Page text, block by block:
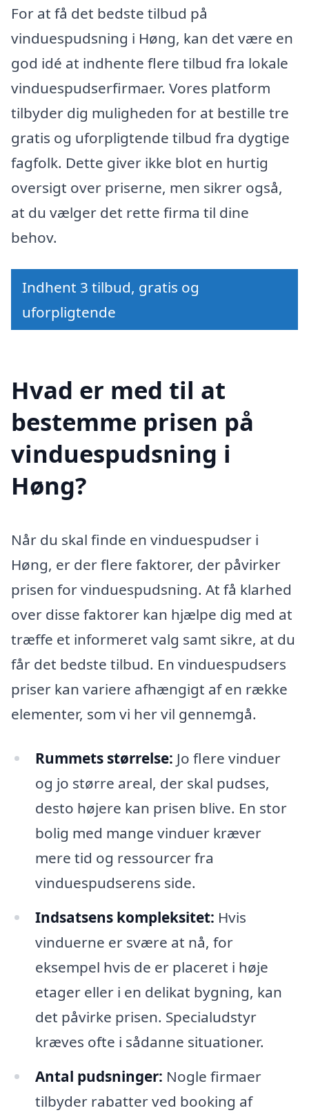
For at få det bedste tilbud på
vinduespudsning i Høng, kan det være en
god idé at indhente flere tilbud fra lokale
vinduespudserfirmaer. Vores platform
tilbyder dig muligheden for at bestille tre
gratis og uforpligtende tilbud fra dygtige
fagfolk. Dette giver ikke blot en hurtig
oversigt over priserne, men sikrer også,
at du vælger det rette firma til dine
behov.
Indhent 3 tilbud, gratis og
uforpligtende
Hvad er med til at
bestemme prisen på
vinduespudsning i
Høng?
Når du skal finde en vinduespudser i
Høng, er der flere faktorer, der påvirker
prisen for vinduespudsning. At få klarhed
over disse faktorer kan hjælpe dig med at
træffe et informeret valg samt sikre, at du
får det bedste tilbud. En vinduespudsers
priser kan variere afhængigt af en række
elementer, som vi her vil gennemgå.
Rummets størrelse: Jo flere vinduer
og jo større areal, der skal pudses,
desto højere kan prisen blive. En stor
bolig med mange vinduer kræver
mere tid og ressourcer fra
vinduespudserens side.
Indsatsens kompleksitet: Hvis
vinduerne er svære at nå, for
eksempel hvis de er placeret i høje
etager eller i en delikat bygning, kan
det påvirke prisen. Specialudstyr
kræves ofte i sådanne situationer.
Antal pudsninger: Nogle firmaer
tilbyder rabatter ved booking af